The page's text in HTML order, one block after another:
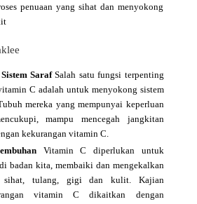
penuaan yang sihat dan menyokong
SarafSalah satu fungsi terpenting
C adalah untuk menyokong sistem
mereka yang mempunyai keperluan
mampu mencegah jangkitan
kekurangan vitamin C.
Vitamin C diperlukan untuk
badan kita, membaiki dan mengekalkan
sihat, tulang, gigi dan kulit. Kajian
vitamin C dikaitkan dengan